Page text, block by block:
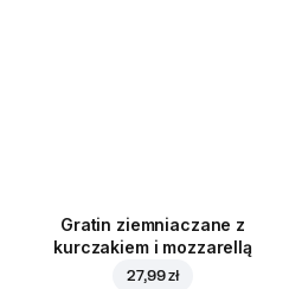
Gratin ziemniaczane z
kurczakiem i mozzarellą
27,99 zł